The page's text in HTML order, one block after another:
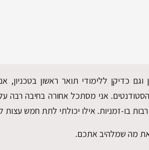
כדיקן ללימודי תואר ראשון בטכניון,
אני מסתכל אחורה בחיבה רבה
רבות בו-זמניות. אילו יכולתי לתת חמש
מה שמלהיב אתכם.